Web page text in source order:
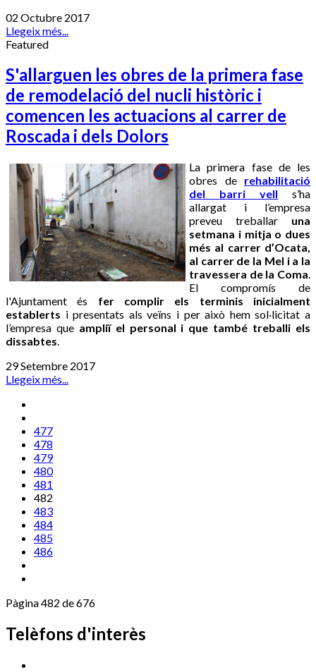
02 Octubre 2017
Llegeix més...
Featured
S'allarguen les obres de la primera fase
de remodelació del nucli històric i
comencen les actuacions al carrer de
Roscada i dels Dolors
La primera fase de les
obres de rehabilitació
del barri vell s’ha
allargat i l’empresa
preveu treballar una
setmana i mitja o dues
més al carrer d’Ocata,
al carrer de la Mel i a la
travessera de la Coma.
El compromís de
l'Ajuntament és fer complir els terminis inicialment
establerts i presentats als veïns i per això hem sol·licitat a
l’empresa que ampliï el personal i que també treballi els
dissabtes.
29 Setembre 2017
Llegeix més...
477
478
479
480
481
482
483
484
485
486
Pàgina 482 de 676
Telèfons d'interès